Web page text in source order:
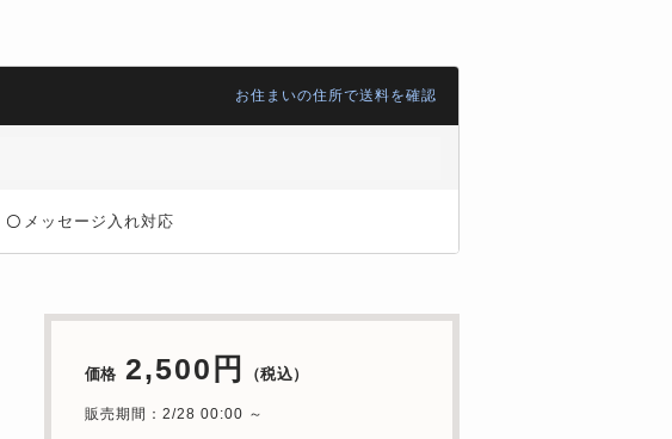
お住まいの住所で送料を確認
〇 メッセージ入れ対応
価格 2,500円 （税込）
販売期間：2/28 00:00 ～